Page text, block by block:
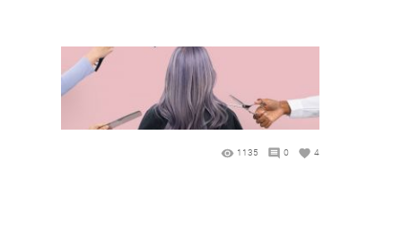
1135 0 4